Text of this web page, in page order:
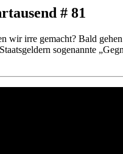
# 81
wir irre gemacht? Bald
sogenannte